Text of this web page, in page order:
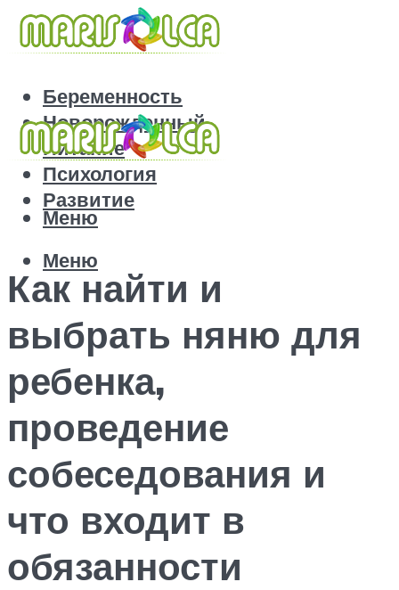
Беременность
Новорожденный
Питание
Психология
Развитие
Меню
Меню
Как найти и
выбрать няню для
ребенка,
проведение
собеседования и
что входит в
обязанности